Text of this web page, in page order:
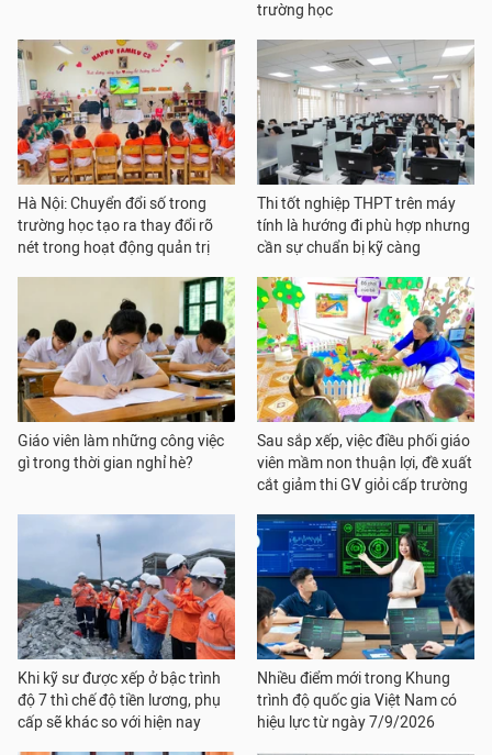
trường học
Hà Nội: Chuyển đổi số trong
trường học tạo ra thay đổi rõ
nét trong hoạt động quản trị
Thi tốt nghiệp THPT trên máy
tính là hướng đi phù hợp nhưng
cần sự chuẩn bị kỹ càng
Giáo viên làm những công việc
gì trong thời gian nghỉ hè?
Sau sắp xếp, việc điều phối giáo
viên mầm non thuận lợi, đề xuất
cắt giảm thi GV giỏi cấp trường
Khi kỹ sư được xếp ở bậc trình
độ 7 thì chế độ tiền lương, phụ
cấp sẽ khác so với hiện nay
Nhiều điểm mới trong Khung
trình độ quốc gia Việt Nam có
hiệu lực từ ngày 7/9/2026